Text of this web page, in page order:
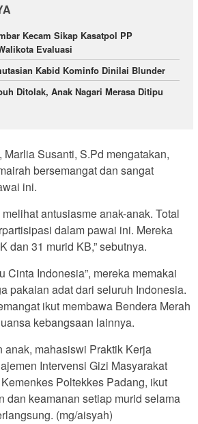
Kecam Sikap Kasatpol PP
Evaluasi
Kabid Kominfo Dinilai Blunder
Ditolak, Anak Nagari Merasa Ditipu
Susanti, S.Pd mengatakan,
bersemangat dan sangat
ini.
antusiasme anak-anak. Total
dalam pawai ini. Mereka
dan 31 murid KB,” sebutnya.
Cinta Indonesia”, mereka memakai
pakaian adat dari seluruh Indonesia.
ikut membawa Bendera Merah
kebangsaan lainnya.
anak, mahasiswi Praktik Kerja
Intervensi Gizi Masyarakat
Poltekkes Padang, ikut
dan keamanan setiap murid selama
(mg/aisyah)